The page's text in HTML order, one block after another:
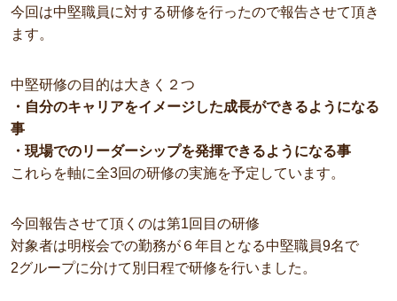
今回は中堅職員に対する研修を行ったので報告させて頂き
ます。
中堅研修の目的は大きく２つ
・自分のキャリアをイメージした成長ができるようになる
事
・現場でのリーダーシップを発揮できるようになる事
これらを軸に全3回の研修の実施を予定しています。
今回報告させて頂くのは第1回目の研修
対象者は明桜会での勤務が６年目となる中堅職員9名で
2グループに分けて別日程で研修を行いました。